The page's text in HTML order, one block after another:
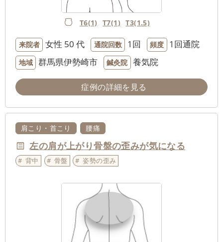
T6(1) T7(1) T3(1.5)
来院者 女性 50 代 通院回数 1回 頻度 1回通院
地域 群馬県伊勢崎市 鍼灸院 養気院
症例の詳細を見る
肩こり・首こり 腰痛
左の肩が上がり骨盤の歪みが気になる
背中 骨盤 姿勢の歪み